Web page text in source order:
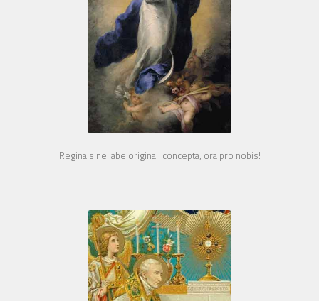
Regina sine labe originali concepta, ora pro nobis!